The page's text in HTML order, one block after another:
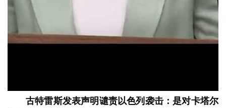
古特雷斯发表声明谴责以色列袭击：是对卡塔尔